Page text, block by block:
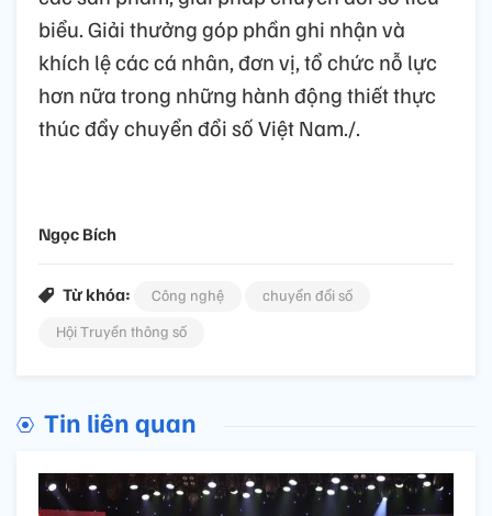
biểu. Giải thưởng góp phần ghi nhận và
khích lệ các cá nhân, đơn vị, tổ chức nỗ lực
hơn nữa trong những hành động thiết thực
thúc đẩy chuyển đổi số Việt Nam./.
Ngọc Bích
Từ khóa: Công nghệ
chuyển đổi số
Hội Truyền thông số
Tin liên quan